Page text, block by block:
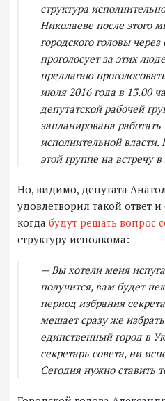
структура
Николаеве после этого
городского головы
проголосует за этих
предлагаю
июля 2016 года в 13.00
депутатской рабочей
запланирована работать
исполнительной
этой группе на встречу
Но, видимо, депутата
удовлетворил такой ответ
когда будут решать вопрос
структуру исполкома:
— Вы хотели меня
получится, вам будет
период избрания
мешает сразу же
единственный город в
секретарь совета, ни
Сегодня нужно ставить